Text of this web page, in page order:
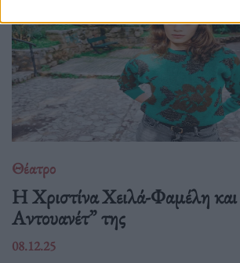
Θέατρο
Η Χριστίνα Χειλά-Φαμέλη
Αντουανέτ” της
08.12.25